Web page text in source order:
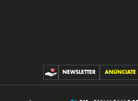
CONTRIBUCIONES
NEWSLETTER ANÚNCIATE